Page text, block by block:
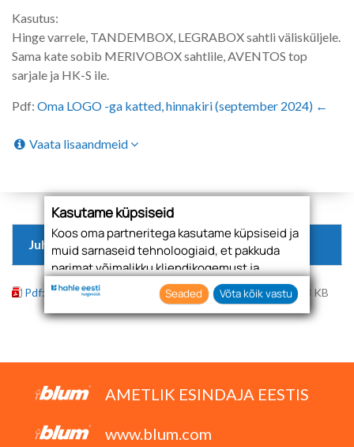
Kasutus:
Hinge varrele, TANDEMBOX, LEGRABOX sahtli välisküljele.
Sama kate sobib MERIVOBOX sahtlile, AVENTOS top
sarjale ja HK-S ile.
Pdf: Oma LOGO -ga katted, hinnakiri (september 2024) ←
Vaata lisaandmeid
Juhised
Pdf: Oma LOGO -ga katted, hinnakiri (september 2024) 38 KB
AMETLIK ESINDAJA EESTIS
www.blum.com
Kasutame küpsiseid
Koos oma partneritega kasutame küpsiseid ja
muid sarnaseid tehnoloogiaid, et pakkuda
parimat võimalikku kliendikogemust ja
asjakohast reklaami.
Nõustudes lubate oma teabe kogumiseks ja
kasutamiseks kasutada küpsiseid ja
anda, klõpsates menüüdes nuppu "Seaded".
Seaded Võta kõik vastu